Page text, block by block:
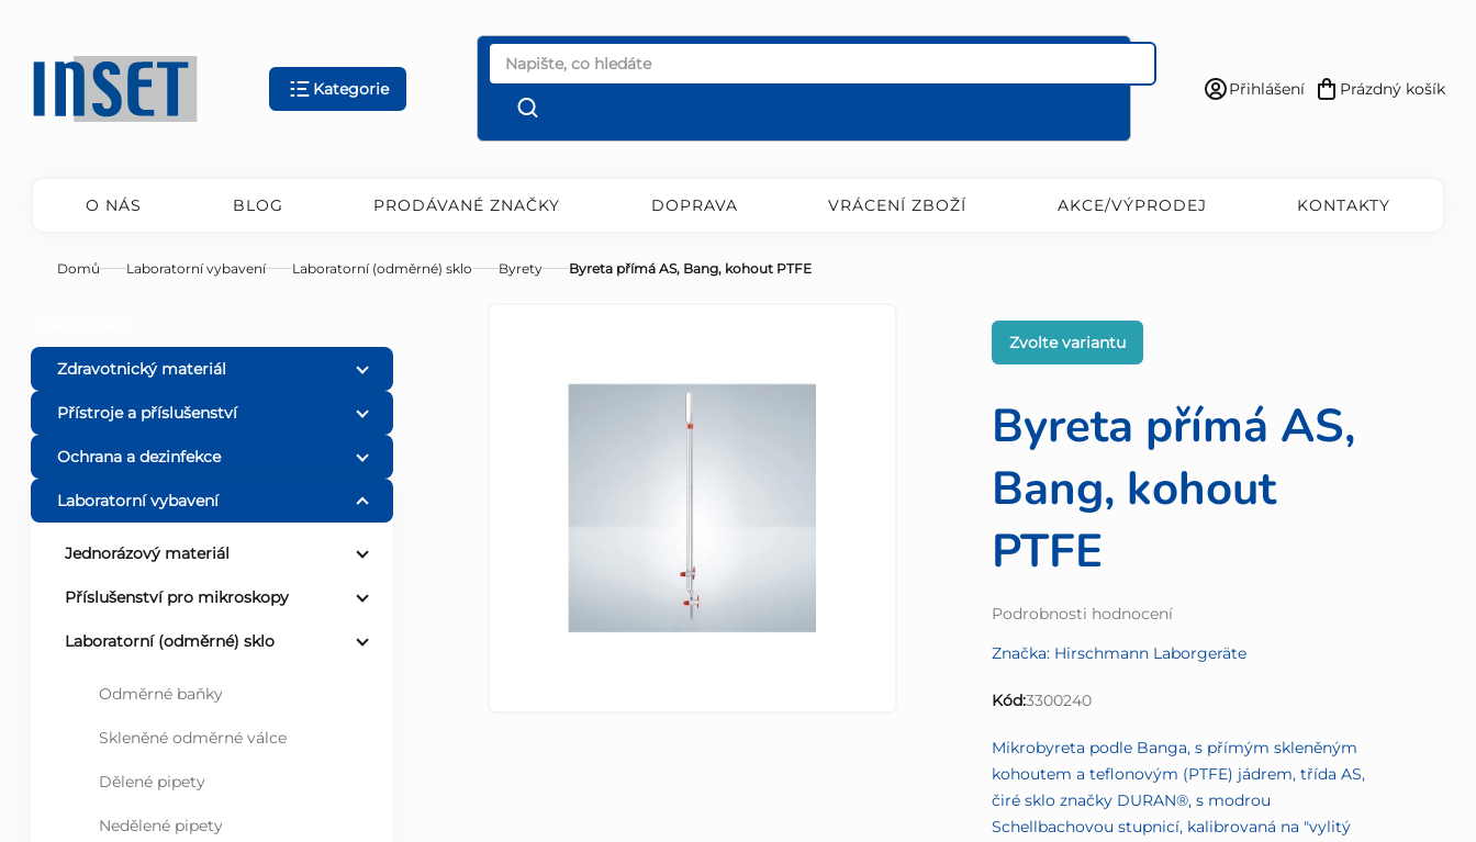
obsah
Kategorie
Přihlášení
Nákupní
Prázdný košík
O NÁS BLOG PRODÁVANÉ ZNAČKY DOPRAVA VRÁCENÍ ZBOŽÍ AKCE/VÝPRODEJ KONTAKTY
Domů Laboratorní vybavení Laboratorní (odměrné) sklo Byrety Byreta přímá AS, Bang, kohout PTFE
o
s
t
Zdravotnický materiál
Přístroje a příslušenství
Ochrana a dezinfekce
Laboratorní vybavení
Jednorázový materiál
Příslušenství pro mikroskopy
Laboratorní (odměrné) sklo
Odměrné baňky
Skleněné odměrné válce
Dělené pipety
Nedělené pipety
Byreta přímá AS,
Bang, kohout
PTFE
Průměrné
produktu
0,0
Podrobnosti hodnocení
Značka: Hirschmann Laborgeräte
Kód:3300240
Zvolte variantu
Mikrobyreta podle Banga, s přímým skleněným
kohoutem a teflonovým (PTFE) jádrem, třída AS,
čiré sklo značky DURAN®, s modrou
Schellbachovou stupnicí, kalibrovaná na "vylitý